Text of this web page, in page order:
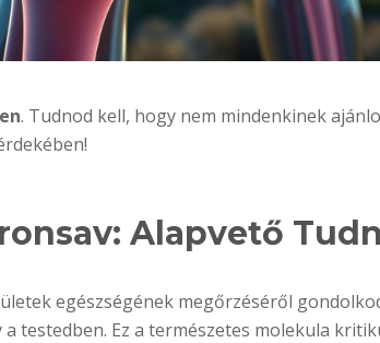
. Tudnod kell, hogy nem mindenkinek
Alapvető
egészségének megőrzéséről
testedben. Ez a természetes molekula